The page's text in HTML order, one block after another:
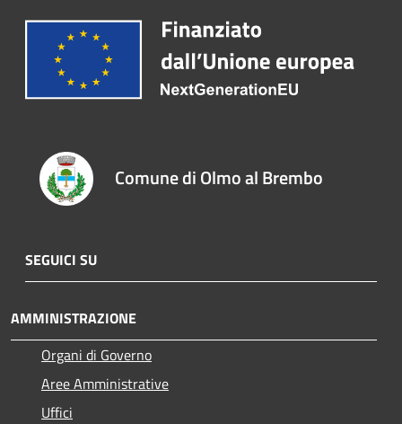
Comune di Olmo al Brembo
SEGUICI SU
AMMINISTRAZIONE
Organi di Governo
Aree Amministrative
Uffici